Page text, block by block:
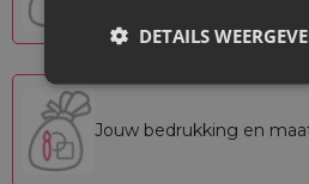
Jouw bedrukking en
DETAILS